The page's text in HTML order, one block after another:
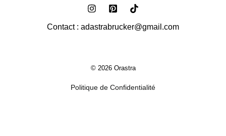
Contact : adastrabrucker@gmail.com
© 2026 Orastra
Politique de Confidentialité